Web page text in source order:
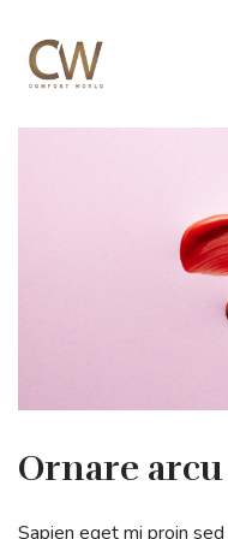
Ornare
Sapien eget mi proin